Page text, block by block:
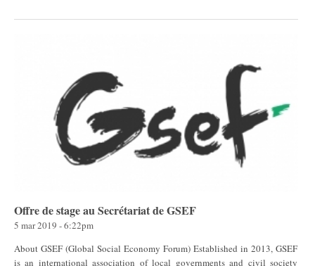
Offre de stage au Secrétariat de GSEF
5 mar 2019 - 6:22pm
About GSEF (Global Social Economy Forum) Established in 2013, GSEF
is an international association of local governments and civil society